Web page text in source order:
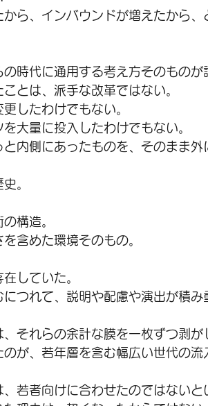
から、インバウンドが増えたから
時代に通用する考え方そのものが
とは、派手な改革ではない。
したわけでもない。
大量に投入したわけでもない。
内側にあったものを、そのまま外
。
構造。
含めた環境そのもの。
していた。
つれて、説明や配慮や演出が積み
それらの余計な膜を一枚ずつ剥が
が、若年層を含む幅広い世代の流
若者向けに合わせたのではないと